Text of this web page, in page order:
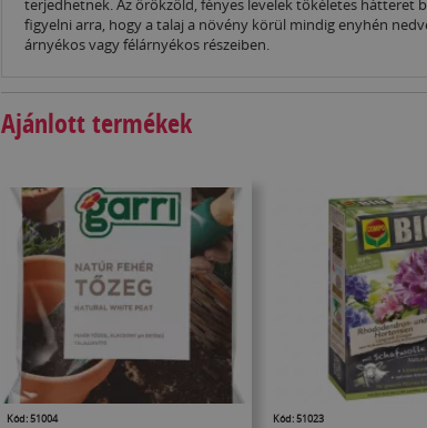
terjedhetnek. Az örökzöld, fényes levelek tökéletes hátteret
figyelni arra, hogy a talaj a növény körül mindig enyhén
árnyékos vagy félárnyékos részeiben.
Ajánlott termékek
Kód: 51004 Kód: 51023